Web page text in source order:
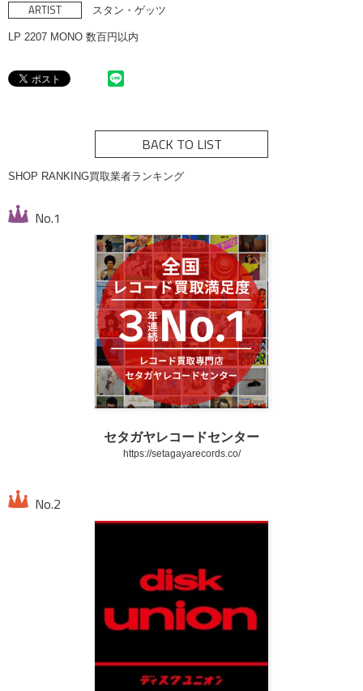
ARTIST スタン・ゲッツ
LP 2207 MONO 数百円以内
BACK TO LIST
SHOP RANKING買取業者ランキング
セタガヤレコードセンター
https://setagayarecords.co/